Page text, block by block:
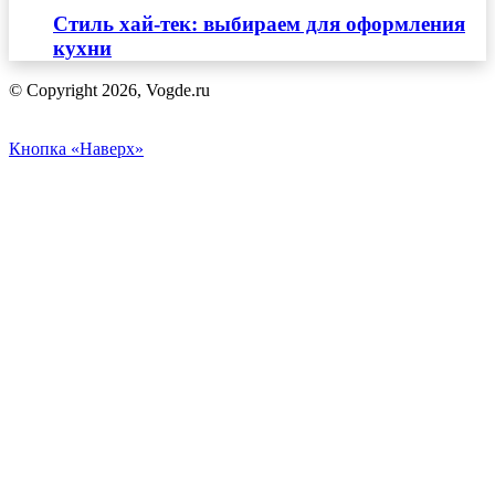
Стиль хай-тек: выбираем для оформления
кухни
© Copyright 2026, Vogde.ru
Кнопка «Наверх»